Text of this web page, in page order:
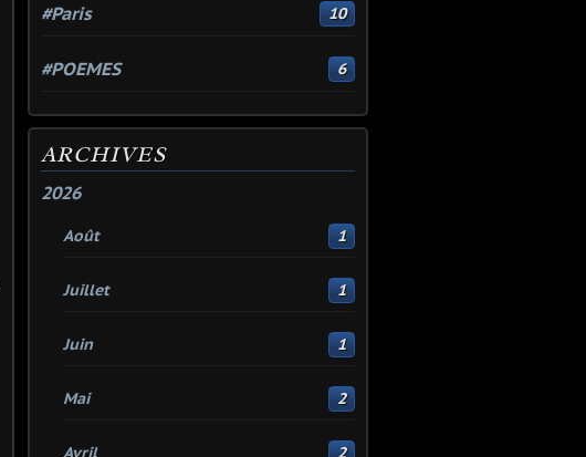
#Paris 10
#POEMES 6
ARCHIVES
2026
Août 1
Juillet 1
Juin 1
Mai 2
Avril 2